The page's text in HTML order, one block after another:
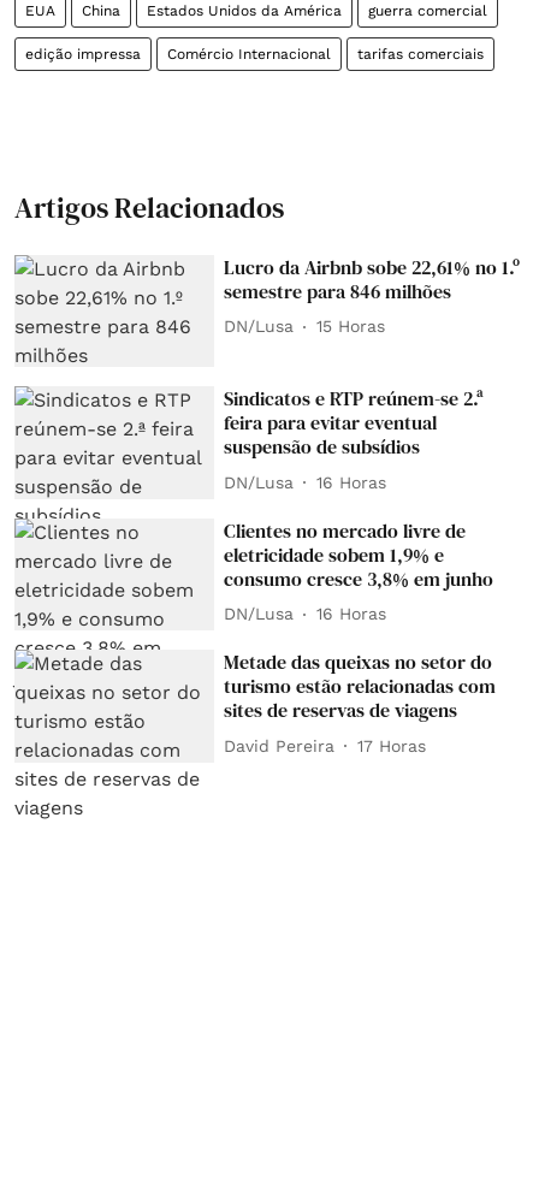
EUA China Estados Unidos da América guerra comercial
edição impressa Comércio Internacional tarifas comerciais
Artigos Relacionados
Lucro da Airbnb sobe 22,61% no 1.º
semestre para 846 milhões
DN/Lusa 15 Horas
Sindicatos e RTP reúnem-se 2.ª
feira para evitar eventual
suspensão de subsídios
DN/Lusa 16 Horas
Clientes no mercado livre de
eletricidade sobem 1,9% e
consumo cresce 3,8% em junho
DN/Lusa 16 Horas
Metade das queixas no setor do
turismo estão relacionadas com
sites de reservas de viagens
David Pereira 17 Horas